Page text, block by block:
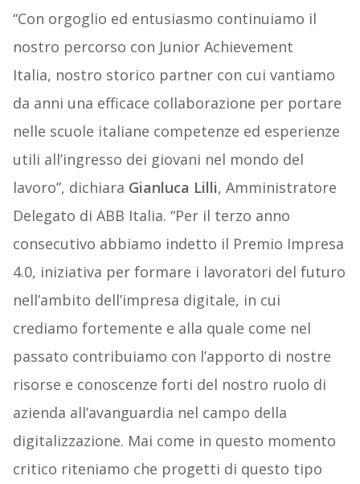
“Con orgoglio ed entusiasmo continuiamo il
nostro percorso con Junior Achievement
Italia, nostro storico partner con cui vantiamo
da anni una efficace collaborazione per portare
nelle scuole italiane competenze ed esperienze
utili all’ingresso dei giovani nel mondo del
lavoro”, dichiara Gianluca Lilli, Amministratore
Delegato di ABB Italia. “Per il terzo anno
consecutivo abbiamo indetto il Premio Impresa
4.0, iniziativa per formare i lavoratori del futuro
nell’ambito dell’impresa digitale, in cui
crediamo fortemente e alla quale come nel
passato contribuiamo con l’apporto di nostre
risorse e conoscenze forti del nostro ruolo di
azienda all’avanguardia nel campo della
digitalizzazione. Mai come in questo momento
critico riteniamo che progetti di questo tipo